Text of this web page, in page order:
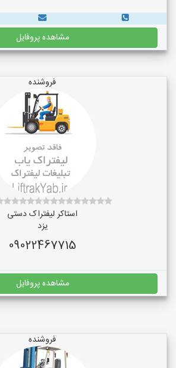
مشاهده پروفایل
فروشنده
استاکر لیفتراک دستی
یزد
09022467715
مشاهده پروفایل
فروشنده